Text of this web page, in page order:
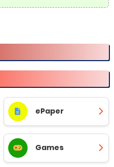
ePaper
Games